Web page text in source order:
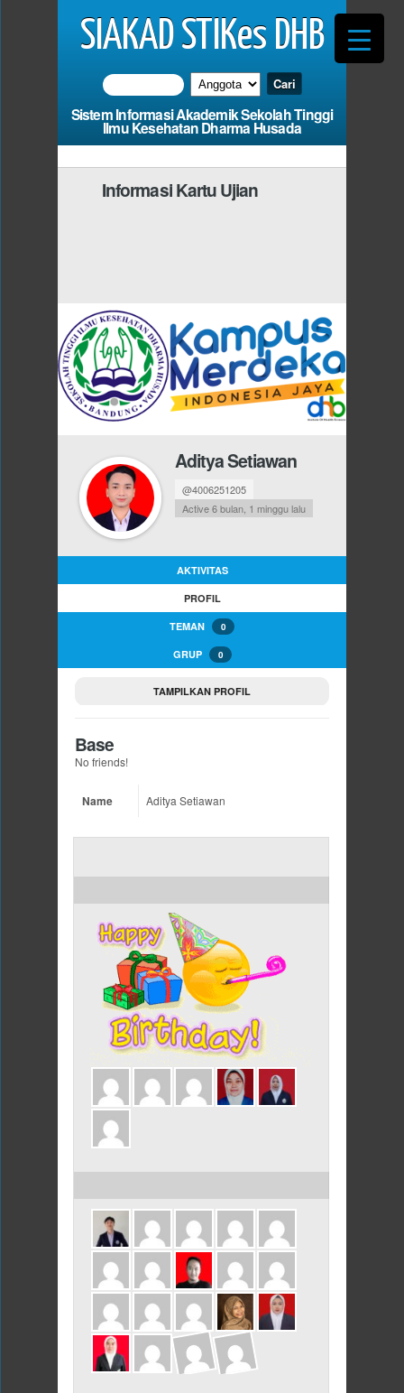
SIAKAD STIKes DHB
Sistem Informasi Akademik Sekolah Tinggi
Ilmu Kesehatan Dharma Husada
Informasi Kartu Ujian
Aditya Setiawan
@4006251205
Active 6 bulan, 1 minggu lalu
AKTIVITAS
PROFIL
TEMAN 0
GRUP 0
TAMPILKAN PROFIL
Base
No friends!
Name Aditya Setiawan